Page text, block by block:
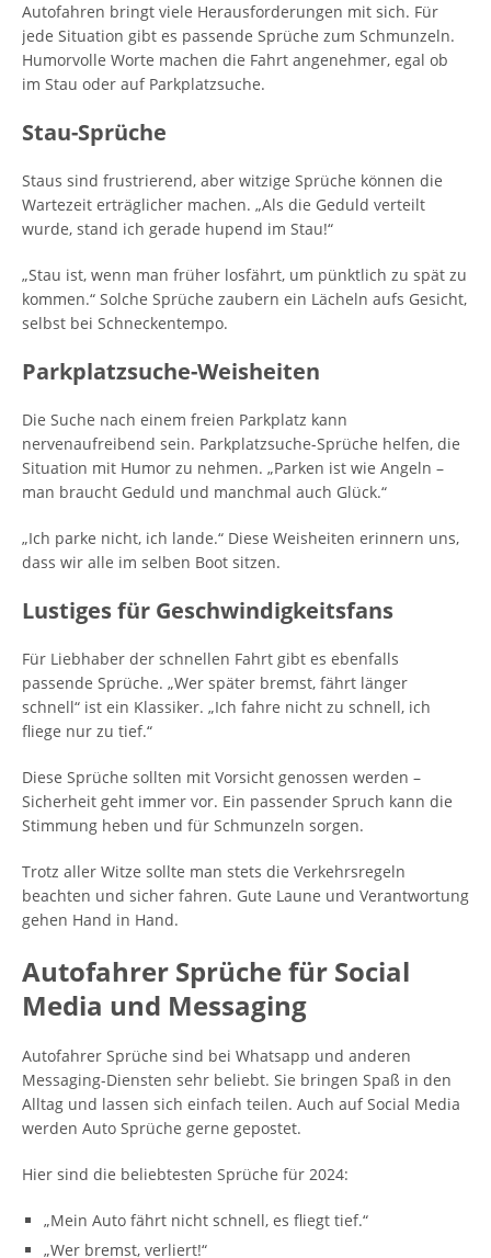
Autofahren bringt viele Herausforderungen mit sich. Für
jede Situation gibt es passende Sprüche zum Schmunzeln.
Humorvolle Worte machen die Fahrt angenehmer, egal ob
im Stau oder auf Parkplatzsuche.
Stau-Sprüche
Staus sind frustrierend, aber witzige Sprüche können die
Wartezeit erträglicher machen. „Als die Geduld verteilt
wurde, stand ich gerade hupend im Stau!“
„Stau ist, wenn man früher losfährt, um pünktlich zu spät zu
kommen.“ Solche Sprüche zaubern ein Lächeln aufs Gesicht,
selbst bei Schneckentempo.
Parkplatzsuche-Weisheiten
Die Suche nach einem freien Parkplatz kann
nervenaufreibend sein. Parkplatzsuche-Sprüche helfen, die
Situation mit Humor zu nehmen. „Parken ist wie Angeln –
man braucht Geduld und manchmal auch Glück.“
„Ich parke nicht, ich lande.“ Diese Weisheiten erinnern uns,
dass wir alle im selben Boot sitzen.
Lustiges für Geschwindigkeitsfans
Für Liebhaber der schnellen Fahrt gibt es ebenfalls
passende Sprüche. „Wer später bremst, fährt länger
schnell“ ist ein Klassiker. „Ich fahre nicht zu schnell, ich
fliege nur zu tief.“
Diese Sprüche sollten mit Vorsicht genossen werden –
Sicherheit geht immer vor. Ein passender Spruch kann die
Stimmung heben und für Schmunzeln sorgen.
Trotz aller Witze sollte man stets die Verkehrsregeln
beachten und sicher fahren. Gute Laune und Verantwortung
gehen Hand in Hand.
Autofahrer Sprüche für Social
Media und Messaging
Autofahrer Sprüche sind bei Whatsapp und anderen
Messaging-Diensten sehr beliebt. Sie bringen Spaß in den
Alltag und lassen sich einfach teilen. Auch auf Social Media
werden Auto Sprüche gerne gepostet.
Hier sind die beliebtesten Sprüche für 2024:
„Mein Auto fährt nicht schnell, es fliegt tief.“
„Wer bremst, verliert!“